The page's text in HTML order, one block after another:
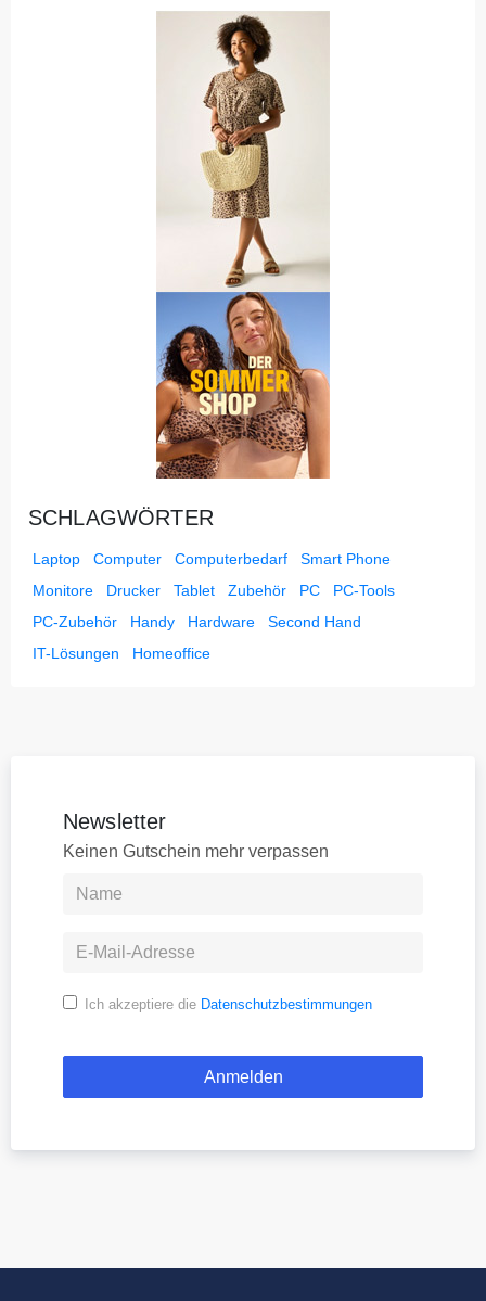
SCHLAGWÖRTER
Laptop Computer Computerbedarf
Smart Phone
Monitore
Drucker Tablet Zubehör PC
PC-Tools
PC-Zubehör
Handy Hardware
Second Hand
IT-Lösungen
Homeoffice
Newsletter
Keinen Gutschein mehr verpassen
Ich akzeptiere die Datenschutzbestimmungen